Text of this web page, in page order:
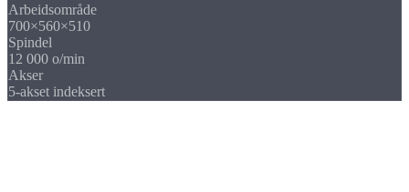
Arbeidsområde
700×560×510
Spindel
12 000 o/min
Akser
5-akset indeksert